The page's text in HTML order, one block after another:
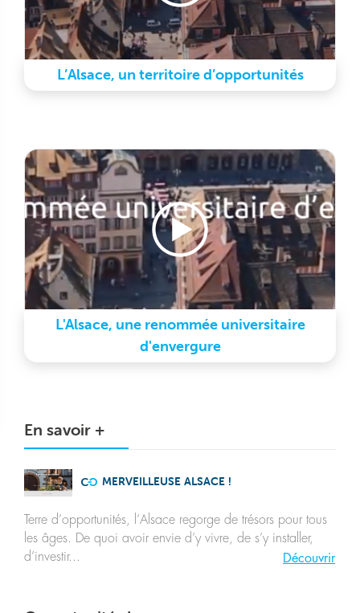
L’Alsace, un territoire d’opportunités
Play video
L'Alsace, une renommée universitaire
d'envergure
En savoir +
MERVEILLEUSE ALSACE !
Terre d’opportunités, l’Alsace regorge de trésors pour tous
les âges. De quoi avoir envie d’y vivre, de s’y installer,
d’investir...
Découvrir